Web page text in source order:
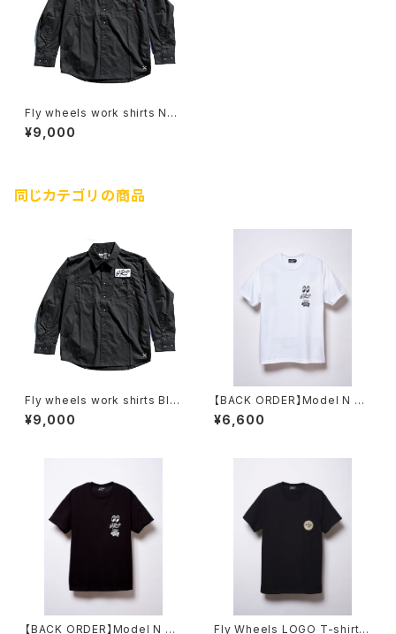
Fly wheels work shirts Nav
y
¥9,000
同じカテゴリの商品
Fly wheels work shirts Bla
ck
¥9,000
【BACK ORDER】Model N PR
OJECT TEE / White
¥6,600
【BACK ORDER】Model N PR
Fly Wheels LOGO T-shirts